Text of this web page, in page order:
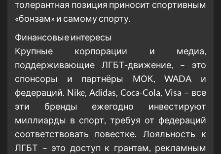
толерантная позиция приносит спортивным
«бонзам» и самому спорту.
Финансовые интересы
Крупные корпорации и медиа,
поддерживающие ЛГБТ-движение, – это
спонсоры и партнёры МОК, WADA и
федераций. Nike, Adidas, Coca-Cola, Visa – все
эти бренды ежегодно инвестируют
миллиарды в спорт, требуя от федераций
соответствовать повестке. Лояльность к
ЛГБТ – это доступ к грантам, рекламным